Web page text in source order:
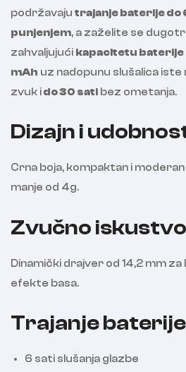
podržavaju trajanje baterije do
punjenjem, a zaželite se
zahvaljujući kapacitetu baterije
mAh uz nadopunu slušalica
zvuk ido 30 sati bez ometanja.
Dizajn i
Crna boja, kompaktan i
manje od 4g.
Zvučno iskustvo
Dinamički drajver od 14,2 mm za
efekte basa.
Trajanje baterije
6 sati slušanja glazbe